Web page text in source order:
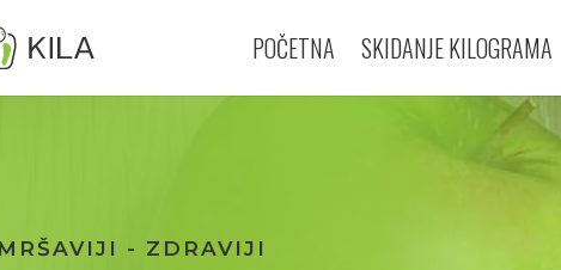
POČETNA SKIDANJE KILOGRAMA
- ZDRAVIJI